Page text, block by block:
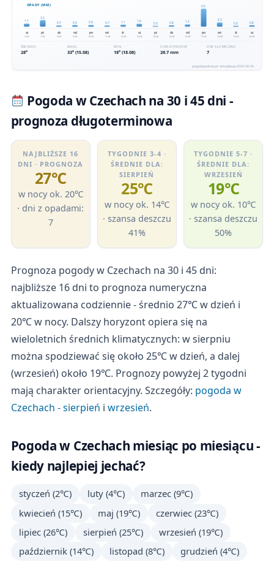
Pogoda w Czechach na 30 i 45 dni -
prognoza długoterminowa
NAJBLIŻSZE 16
DNI · PROGNOZA
27℃
w nocy ok. 20℃
· dni z opadami:
7
TYGODNIE 3-4 ·
ŚREDNIE DLA:
SIERPIEŃ
25℃
w nocy ok. 14℃
· szansa deszczu
41%
TYGODNIE 5-7 ·
ŚREDNIE DLA:
WRZESIEŃ
19℃
w nocy ok. 10℃
· szansa deszczu
50%
Prognoza pogody w Czechach na 30 i 45 dni:
najbliższe 16 dni to prognoza numeryczna
aktualizowana codziennie - średnio 27℃ w dzień i
20℃ w nocy. Dalszy horyzont opiera się na
wieloletnich średnich klimatycznych: w sierpniu
można spodziewać się około 25℃ w dzień, a dalej
(wrzesień) około 19℃. Prognozy powyżej 2 tygodni
mają charakter orientacyjny. Szczegóły: pogoda w
Czechach - sierpień i wrzesień.
Pogoda w Czechach miesiąc po miesiącu -
kiedy najlepiej jechać?
styczeń (2℃) luty (4℃)
marzec (9℃)
kwiecień (15℃)
maj (19℃)
czerwiec (23℃)
lipiec (26℃)
sierpień (25℃)
wrzesień (19℃)
październik (14℃)
listopad (8℃) grudzień (4℃)